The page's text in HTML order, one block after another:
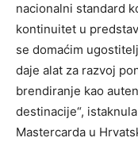
nacionalni standard
kontinuitet u
se domaćim
daje alat za razvoj
brendiranje kao
destinacije“,
Mastercarda u